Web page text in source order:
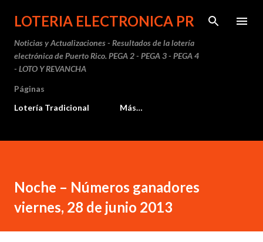
Ir al contenido principal
LOTERIA ELECTRONICA PR
Noticias y Actualizaciones - Resultados de la lotería
electrónica de Puerto Rico. PEGA 2 - PEGA 3 - PEGA 4
- LOTO Y REVANCHA
Páginas
Lotería Tradicional
Más…
Noche – Números ganadores
viernes, 28 de junio 2013